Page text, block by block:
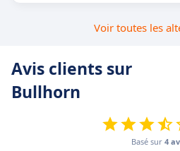
Voir toutes les
Avis clients sur
Bullhorn
Basé sur 4